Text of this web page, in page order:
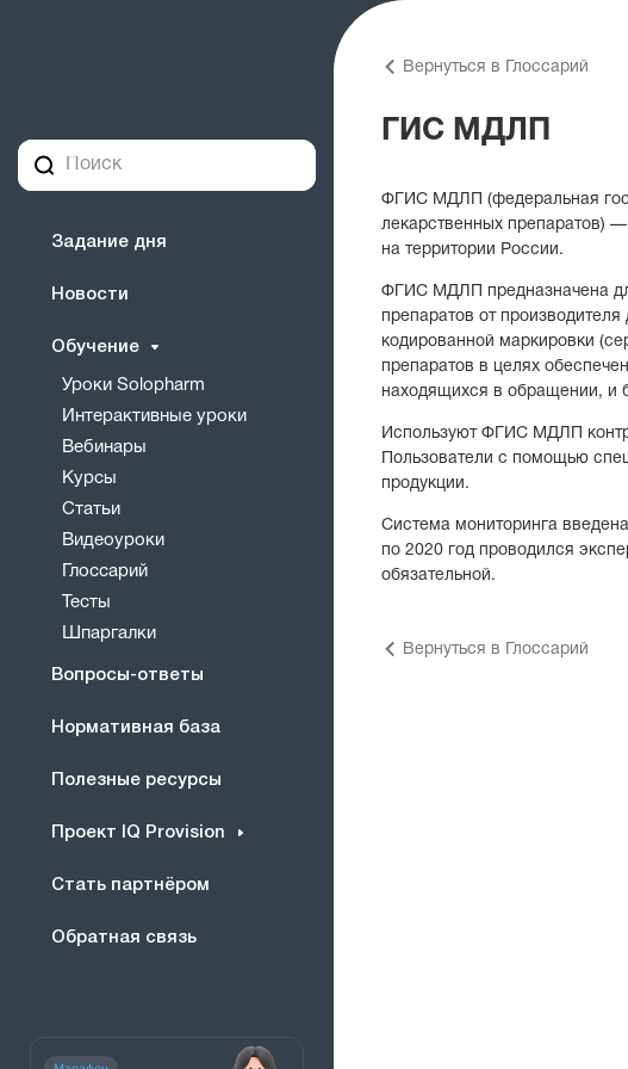
Задание дня
Новости
Обучение
Уроки Solopharm
Интерактивные уроки
Вебинары
Курсы
Статьи
Видеоуроки
Глоссарий
Тесты
Шпаргалки
Вопросы-ответы
Нормативная база
Полезные ресурсы
Проект IQ Provision
Стать партнёром
Обратная связь
Вернуться в Глоссарий
ГИС МДЛП
ФГИС МДЛП (федеральная
лекарственных препаратов)
на территории России.
ФГИС МДЛП предназначена
препаратов от
кодированной маркировки
препаратов в целях
находящихся в обращении, и
Используют ФГИС МДЛП
Пользователи с помощью
продукции.
Система мониторинга
по 2020 год проводился
обязательной.
Вернуться в Глоссарий